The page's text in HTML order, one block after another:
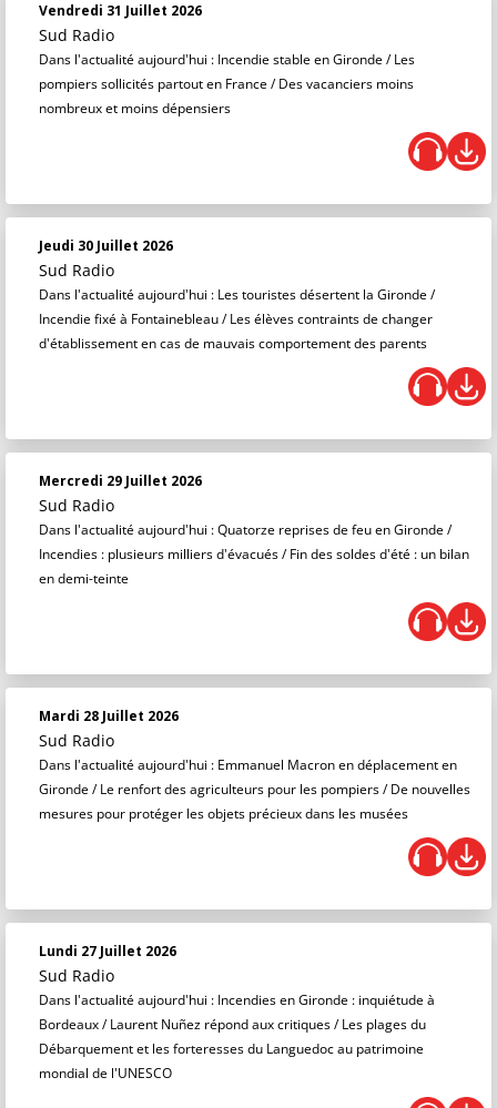
Vendredi 31 Juillet 2026
Sud Radio
Dans l'actualité aujourd'hui : Incendie stable en Gironde / Les
pompiers sollicités partout en France / Des vacanciers moins
nombreux et moins dépensiers
Jeudi 30 Juillet 2026
Sud Radio
Dans l'actualité aujourd'hui : Les touristes désertent la Gironde /
Incendie fixé à Fontainebleau / Les élèves contraints de changer
d'établissement en cas de mauvais comportement des parents
Mercredi 29 Juillet 2026
Sud Radio
Dans l'actualité aujourd'hui : Quatorze reprises de feu en Gironde /
Incendies : plusieurs milliers d'évacués / Fin des soldes d'été : un bilan
en demi-teinte
Mardi 28 Juillet 2026
Sud Radio
Dans l'actualité aujourd'hui : Emmanuel Macron en déplacement en
Gironde / Le renfort des agriculteurs pour les pompiers / De nouvelles
mesures pour protéger les objets précieux dans les musées
Lundi 27 Juillet 2026
Sud Radio
Dans l'actualité aujourd'hui : Incendies en Gironde : inquiétude à
Bordeaux / Laurent Nuñez répond aux critiques / Les plages du
Débarquement et les forteresses du Languedoc au patrimoine
mondial de l'UNESCO